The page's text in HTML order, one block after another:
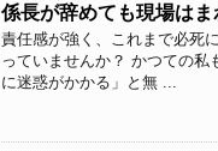
係長が辞めても現場は
責任感が強く、これまで必死
っていませんか？ かつての私
に迷惑がかかる」と無 ...